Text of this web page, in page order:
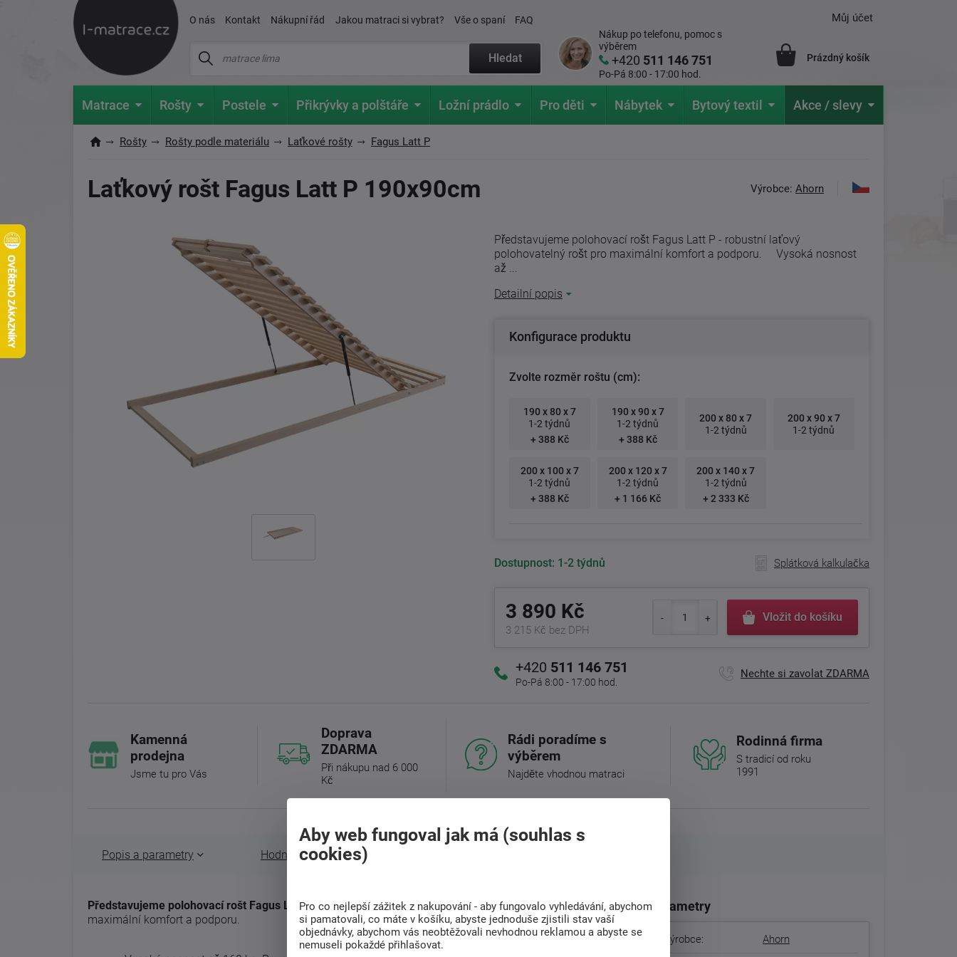
O nás Kontakt Nákupní řád Jakou matraci si vybrat? Vše o spaní FAQ
Hledat
Nákup po telefonu, pomoc s
výběrem
+420 511 146 751
Po-Pá 8:00 - 17:00 hod.
Můj účet
Prázdný košík
Matrace Rošty Postele Přikrývky a polštáře Ložní prádlo Pro děti Nábytek Bytový textil Akce / slevy
Rošty Rošty podle materiálu Laťkové rošty Fagus Latt P
Laťkový rošt Fagus Latt P 190x90cm Výrobce:Ahorn
Představujeme polohovací rošt Fagus Latt P - robustní laťový
polohovatelný rošt pro maximální komfort a podporu. Vysoká nosnost
až ...
Detailní popis
Konfigurace produktu
Zvolte rozměr roštu (cm):
190 x 80 x 7
1-2 týdnů
+ 388 Kč
190 x 90 x 7
1-2 týdnů
+ 388 Kč
200 x 80 x 7
1-2 týdnů
200 x 90 x 7
1-2 týdnů
200 x 100 x 7
1-2 týdnů
+ 388 Kč
200 x 120 x 7
1-2 týdnů
+ 1 166 Kč
200 x 140 x 7
1-2 týdnů
+ 2 333 Kč
Dostupnost: 1-2 týdnů Splátková kalkulačka
3 890 Kč
3 215 Kč bez DPH
Vložit do košíku
+420 511 146 751
Po-Pá 8:00 - 17:00 hod.
Nechte si zavolat ZDARMA
Kamenná
prodejna
Jsme tu pro Vás
Doprava
ZDARMA
Při nákupu nad 6 000
Kč
Rádi poradíme s
výběrem
Najděte vhodnou matraci
Rodinná firma
S tradicí od roku
1991
Popis a parametry Hodnocení (0)
Představujeme polohovací rošt Fagus Latt P- robustní laťový polohovatelný rošt pro
maximální komfort a podporu.
Parametry
Výrobce: Ahorn
Aby web fungoval jak má (souhlas s
cookies)
Pro co nejlepší zážitek z nakupování - aby fungovalo vyhledávání, abychom
si pamatovali, co máte v košíku, abyste jednoduše zjistili stav vaší
objednávky, abychom vás neobtěžovali nevhodnou reklamou a abyste se
nemuseli pokaždé přihlašovat.